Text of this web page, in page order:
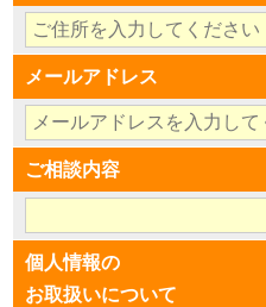
メールアドレス
ご相談内容
個人情報の
お取扱いについて